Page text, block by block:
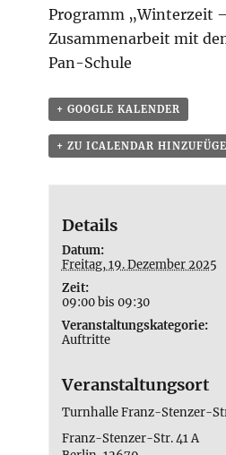
Programm „Winterzeit
Zusammenarbeit mit
Pan-Schule
+ GOOGLE KALENDER
+ ZU ICALENDAR
Details
Datum:
Freitag, 19. Dezember 2025
Zeit:
09:00 bis 09:30
Veranstaltungskategorie:
Auftritte
Veranstaltungsort
Turnhalle Franz-Stenzer-
Franz-Stenzer-Str. 41 A